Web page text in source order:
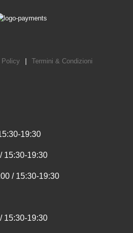
Policy Termini & Condizioni
19:30
15:30-19:30
/ 15:30-19:30
15:30-19:30